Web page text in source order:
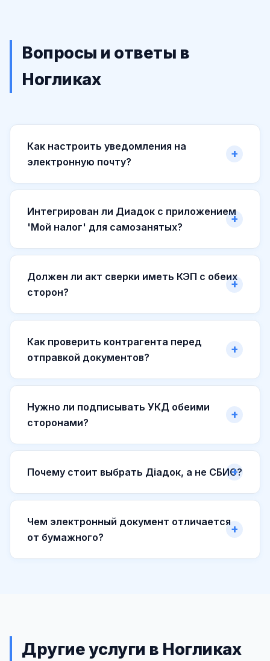
Вопросы и ответы в
Ногликах
Как настроить уведомления на
электронную почту?
Интегрирован ли Диадок с приложением
'Мой налог' для самозанятых?
Должен ли акт сверки иметь КЭП с обеих
сторон?
Как проверить контрагента перед
отправкой документов?
Нужно ли подписывать УКД обеими
сторонами?
Почему стоит выбрать Діадок, а не СБИС?
Чем электронный документ отличается
от бумажного?
Другие услуги в Ногликах